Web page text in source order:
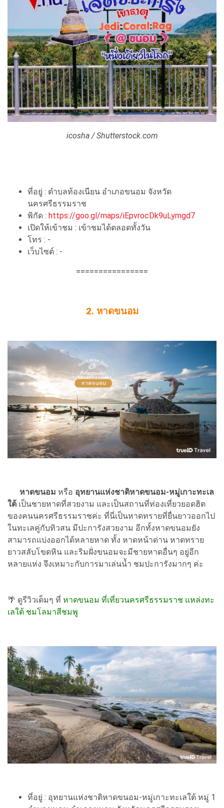
icosha / Shutterstock.com
ที่อยู่ : ตำบลท้องเนียน อำเภอขนอม จังหวัด
นครศรีธรรมราช
พิกัด : https://goo.gl/maps/iEpvrocDk9uLymgd7
เปิดให้เข้าชม : เข้าชมได้ตลอดทั้งวัน
โทร : -
เว็บไซต์ : -
================
2. หาดขนอม
หาดขนอม หรือ อุทยานแห่งชาติหาดขนอม-หมู่เกาะทะเล
ใต้ เป็นชายหาดที่สวยงาม และเป็นสถานที่ท่องเที่ยวยอดฮิต
ของคนนครศรีธรรมราชค่ะ ที่นี่เป็นหาดทรายที่ยื่นยาวออกไป
ในทะเลคู่กับทิวสน มีปะการังสวยงาม อีกทั้งหาดขนอมยัง
สามารถแบ่งออกได้หลายหาด ทั้ง หาดหน้าด่าน หาดทราย
ยาวสลับโขดหิน และริมฝั่งขนอมจะมีชายหาดอื่นๆ อยู่อีก
หลายแห่ง จึงเหมาะกับการมาเล่นน้ำ ชมปะการังมากๆ ค่ะ
🌴 ดูรีวิวเต็มๆ ที่ หาดขนอม ที่เที่ยวนครศรีธรรมราช แหล่งทะ
เลใต้ ชมโลมาสีชมพู
ที่อยู่ : อุทยานแห่งชาติหาดขนอม-หมู่เกาะทะเลใต้ หมู่ 1